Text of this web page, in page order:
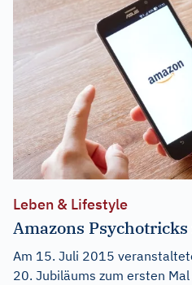
Leben & Lifestyle
Amazons
Am 15. Juli 2015
20. Jubiläums zum ersten